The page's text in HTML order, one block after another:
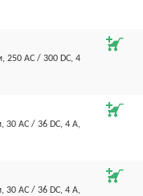
250 AC / 300 DC, 4
30 AC / 36 DC, 4 А,
30 AC / 36 DC, 4 А,